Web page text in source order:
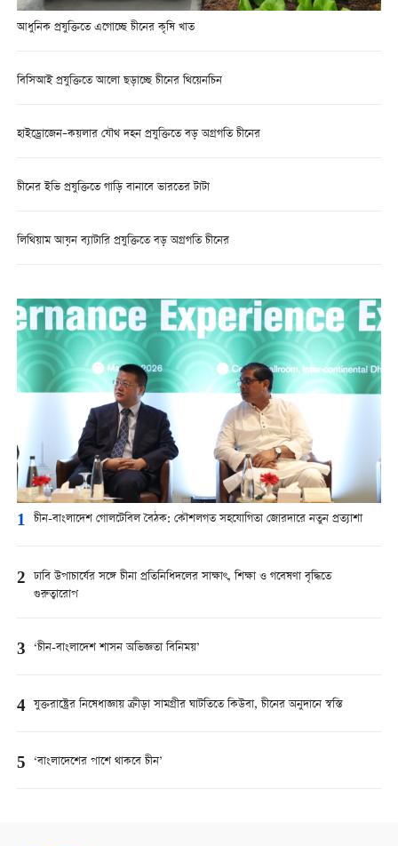
আধুনিক প্রযুক্তিতে এগোচ্ছে চীনের কৃষি খাত
বিসিআই প্রযুক্তিতে আলো ছড়াচ্ছে চীনের থিয়েনচিন
হাইড্রোজেন–কয়লার যৌথ দহন প্রযুক্তিতে বড় অগ্রগতি চীনের
চীনের ইভি প্রযুক্তিতে গাড়ি বানাবে ভারতের টাটা
লিথিয়াম আয়ন ব্যাটারি প্রযুক্তিতে বড় অগ্রগতি চীনের
1 চীন-বাংলাদেশ গোলটেবিল বৈঠক: কৌশলগত সহযোগিতা জোরদারে নতুন প্রত্যাশা
2 ঢাবি উপাচার্যের সঙ্গে চীনা প্রতিনিধিদলের সাক্ষাৎ, শিক্ষা ও গবেষণা বৃদ্ধিতে
গুরুত্বারোপ
3 ‘চীন-বাংলাদেশ শাসন অভিজ্ঞতা বিনিময়’
4 যুক্তরাষ্ট্রের নিষেধাজ্ঞায় ক্রীড়া সামগ্রীর ঘাটতিতে কিউবা, চীনের অনুদানে স্বস্তি
5 ‘বাংলাদেশের পাশে থাকবে চীন’